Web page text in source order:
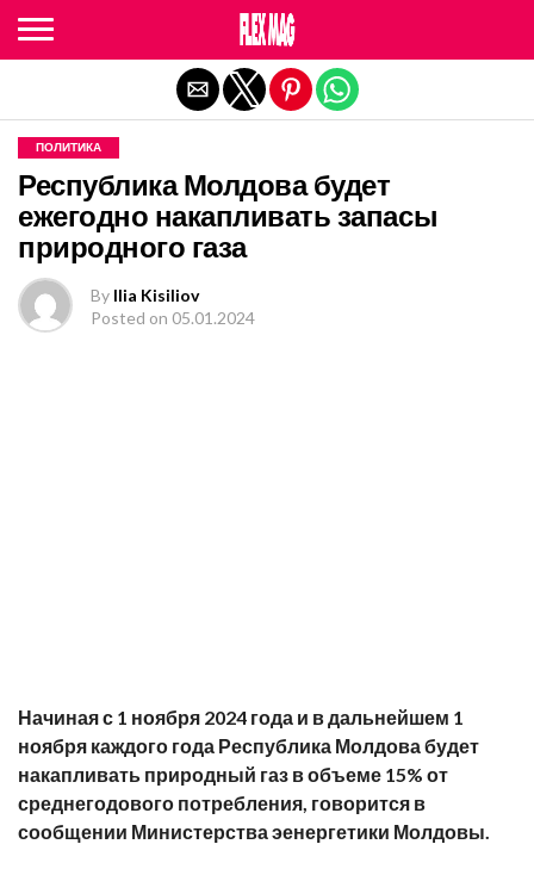
ПОЛИТИКА
Республика Молдова будет
ежегодно накапливать запасы
природного газа
By Ilia Kisiliov
Posted on 05.01.2024
Начиная с 1 ноября 2024 года и в дальнейшем 1
ноября каждого года Республика Молдова будет
накапливать природный газ в объеме 15% от
среднегодового потребления, говорится в
сообщении Министерства эенергетики Молдовы.
Exit mobile version